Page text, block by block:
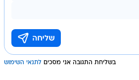
בשליחת התגובה אני מסכים לתנאי השימוש